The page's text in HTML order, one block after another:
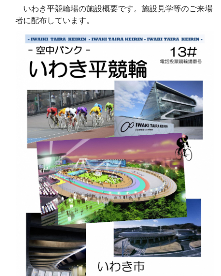
いわき平競輪場の施設概要です。施設見学等のご来場
者に配布しています。